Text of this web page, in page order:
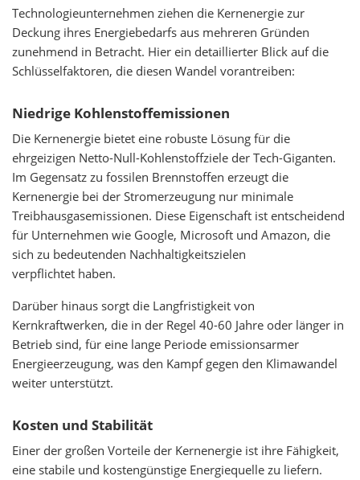
Technologieunternehmen ziehen die Kernenergie zur
Deckung ihres Energiebedarfs aus mehreren Gründen
zunehmend in Betracht. Hier ein detaillierter Blick auf die
Schlüsselfaktoren, die diesen Wandel vorantreiben:
Niedrige Kohlenstoffemissionen
Die Kernenergie bietet eine robuste Lösung für die
ehrgeizigen Netto-Null-Kohlenstoffziele der Tech-Giganten.
Im Gegensatz zu fossilen Brennstoffen erzeugt die
Kernenergie bei der Stromerzeugung nur minimale
Treibhausgasemissionen. Diese Eigenschaft ist entscheidend
für Unternehmen wie Google, Microsoft und Amazon, die
sich zu bedeutenden Nachhaltigkeitszielen
verpflichtet haben.
Darüber hinaus sorgt die Langfristigkeit von
Kernkraftwerken, die in der Regel 40-60 Jahre oder länger in
Betrieb sind, für eine lange Periode emissionsarmer
Energieerzeugung, was den Kampf gegen den Klimawandel
weiter unterstützt.
Kosten und Stabilität
Einer der großen Vorteile der Kernenergie ist ihre Fähigkeit,
eine stabile und kostengünstige Energiequelle zu liefern.